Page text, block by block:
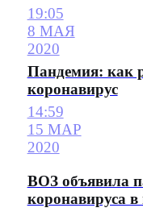
19:05
8 МАЯ
2020
Пандемия: как
коронавирус
14:59
15 МАР
2020
ВОЗ объявила
коронавируса в